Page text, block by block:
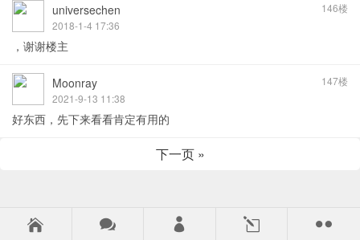
146楼
universechen
2018-1-4 17:36
，谢谢楼主
147楼
Moonray
2021-9-13 11:38
好东西，先下来看看肯定有用的
下一页 »
   l 